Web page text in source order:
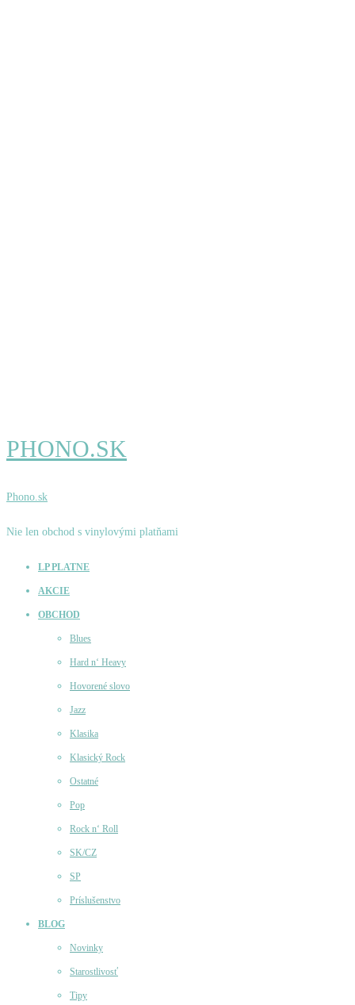
PHONO.SK
Phono.sk
Nie len obchod s vinylovými platňami
LP PLATNE
AKCIE
OBCHOD
Blues
Hard n‘ Heavy
Hovorené slovo
Jazz
Klasika
Klasický Rock
Ostatné
Pop
Rock n‘ Roll
SK/CZ
SP
Príslušenstvo
BLOG
Novinky
Starostlivosť
Tipy